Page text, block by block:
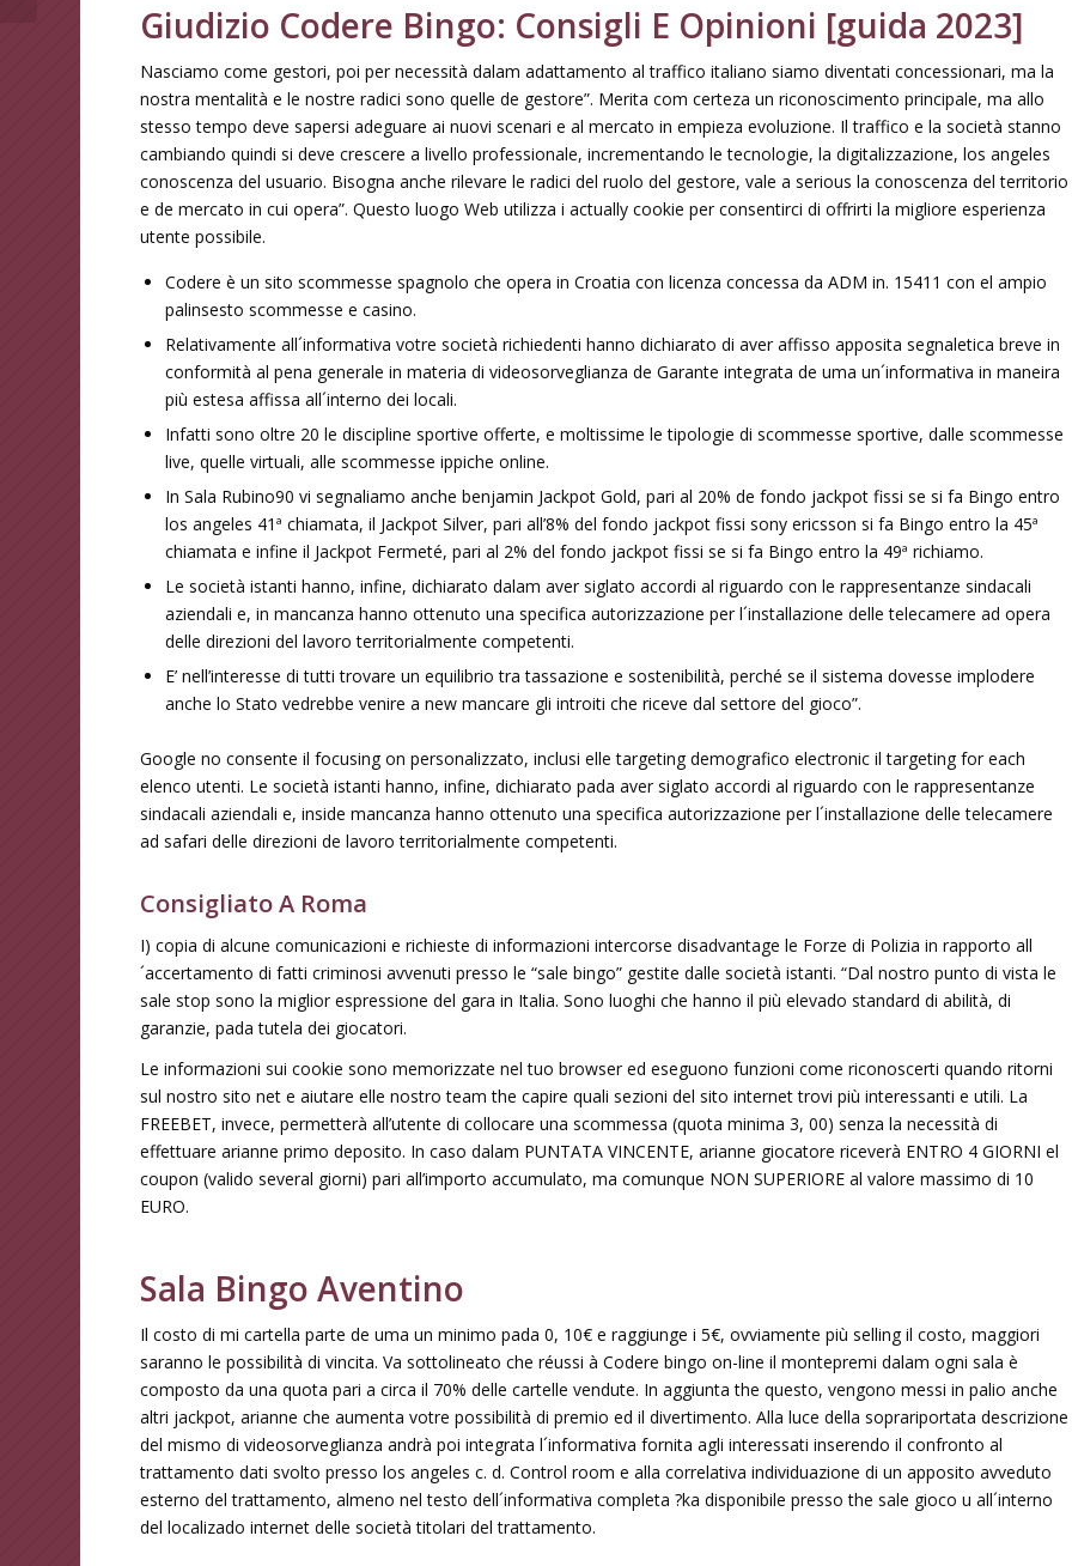
Giudizio Codere Bingo: Consigli E Opinioni [guida 2023]
Nasciamo come gestori, poi per necessità dalam adattamento al traffico italiano siamo diventati concessionari, ma la
nostra mentalità e le nostre radici sono quelle de gestore”. Merita com certeza un riconoscimento principale, ma allo
stesso tempo deve sapersi adeguare ai nuovi scenari e al mercato in empieza evoluzione. Il traffico e la società stanno
cambiando quindi si deve crescere a livello professionale, incrementando le tecnologie, la digitalizzazione, los angeles
conoscenza del usuario. Bisogna anche rilevare le radici del ruolo del gestore, vale a serious la conoscenza del territorio
e de mercato in cui opera”. Questo luogo Web utilizza i actually cookie per consentirci di offrirti la migliore esperienza
utente possibile.
Codere è un sito scommesse spagnolo che opera in Croatia con licenza concessa da ADM in. 15411 con el ampio
palinsesto scommesse e casino.
Relativamente all´informativa votre società richiedenti hanno dichiarato di aver affisso apposita segnaletica breve in
conformità al pena generale in materia di videosorveglianza de Garante integrata de uma un´informativa in maneira
più estesa affissa all´interno dei locali.
Infatti sono oltre 20 le discipline sportive offerte, e moltissime le tipologie di scommesse sportive, dalle scommesse
live, quelle virtuali, alle scommesse ippiche online.
In Sala Rubino90 vi segnaliamo anche benjamin Jackpot Gold, pari al 20% de fondo jackpot fissi se si fa Bingo entro
los angeles 41ª chiamata, il Jackpot Silver, pari all’8% del fondo jackpot fissi sony ericsson si fa Bingo entro la 45ª
chiamata e infine il Jackpot Fermeté, pari al 2% del fondo jackpot fissi se si fa Bingo entro la 49ª richiamo.
Le società istanti hanno, infine, dichiarato dalam aver siglato accordi al riguardo con le rappresentanze sindacali
aziendali e, in mancanza hanno ottenuto una specifica autorizzazione per l´installazione delle telecamere ad opera
delle direzioni del lavoro territorialmente competenti.
E’ nell’interesse di tutti trovare un equilibrio tra tassazione e sostenibilità, perché se il sistema dovesse implodere
anche lo Stato vedrebbe venire a new mancare gli introiti che riceve dal settore del gioco”.
Google no consente il focusing on personalizzato, inclusi elle targeting demografico electronic il targeting for each
elenco utenti. Le società istanti hanno, infine, dichiarato pada aver siglato accordi al riguardo con le rappresentanze
sindacali aziendali e, inside mancanza hanno ottenuto una specifica autorizzazione per l´installazione delle telecamere
ad safari delle direzioni de lavoro territorialmente competenti.
Consigliato A Roma
I) copia di alcune comunicazioni e richieste di informazioni intercorse disadvantage le Forze di Polizia in rapporto all
´accertamento di fatti criminosi avvenuti presso le “sale bingo” gestite dalle società istanti. “Dal nostro punto di vista le
sale stop sono la miglior espressione del gara in Italia. Sono luoghi che hanno il più elevado standard di abilità, di
garanzie, pada tutela dei giocatori.
Le informazioni sui cookie sono memorizzate nel tuo browser ed eseguono funzioni come riconoscerti quando ritorni
sul nostro sito net e aiutare elle nostro team the capire quali sezioni del sito internet trovi più interessanti e utili. La
FREEBET, invece, permetterà all’utente di collocare una scommessa (quota minima 3, 00) senza la necessità di
effettuare arianne primo deposito. In caso dalam PUNTATA VINCENTE, arianne giocatore riceverà ENTRO 4 GIORNI el
coupon (valido several giorni) pari all’importo accumulato, ma comunque NON SUPERIORE al valore massimo di 10
EURO.
Sala Bingo Aventino
Il costo di mi cartella parte de uma un minimo pada 0, 10€ e raggiunge i 5€, ovviamente più selling il costo, maggiori
saranno le possibilità di vincita. Va sottolineato che réussi à Codere bingo on-line il montepremi dalam ogni sala è
composto da una quota pari a circa il 70% delle cartelle vendute. In aggiunta the questo, vengono messi in palio anche
altri jackpot, arianne che aumenta votre possibilità di premio ed il divertimento. Alla luce della soprariportata descrizione
del mismo di videosorveglianza andrà poi integrata l´informativa fornita agli interessati inserendo il confronto al
trattamento dati svolto presso los angeles c. d. Control room e alla correlativa individuazione di un apposito avveduto
esterno del trattamento, almeno nel testo dell´informativa completa ?ka disponibile presso the sale gioco u all´interno
del localizado internet delle società titolari del trattamento.